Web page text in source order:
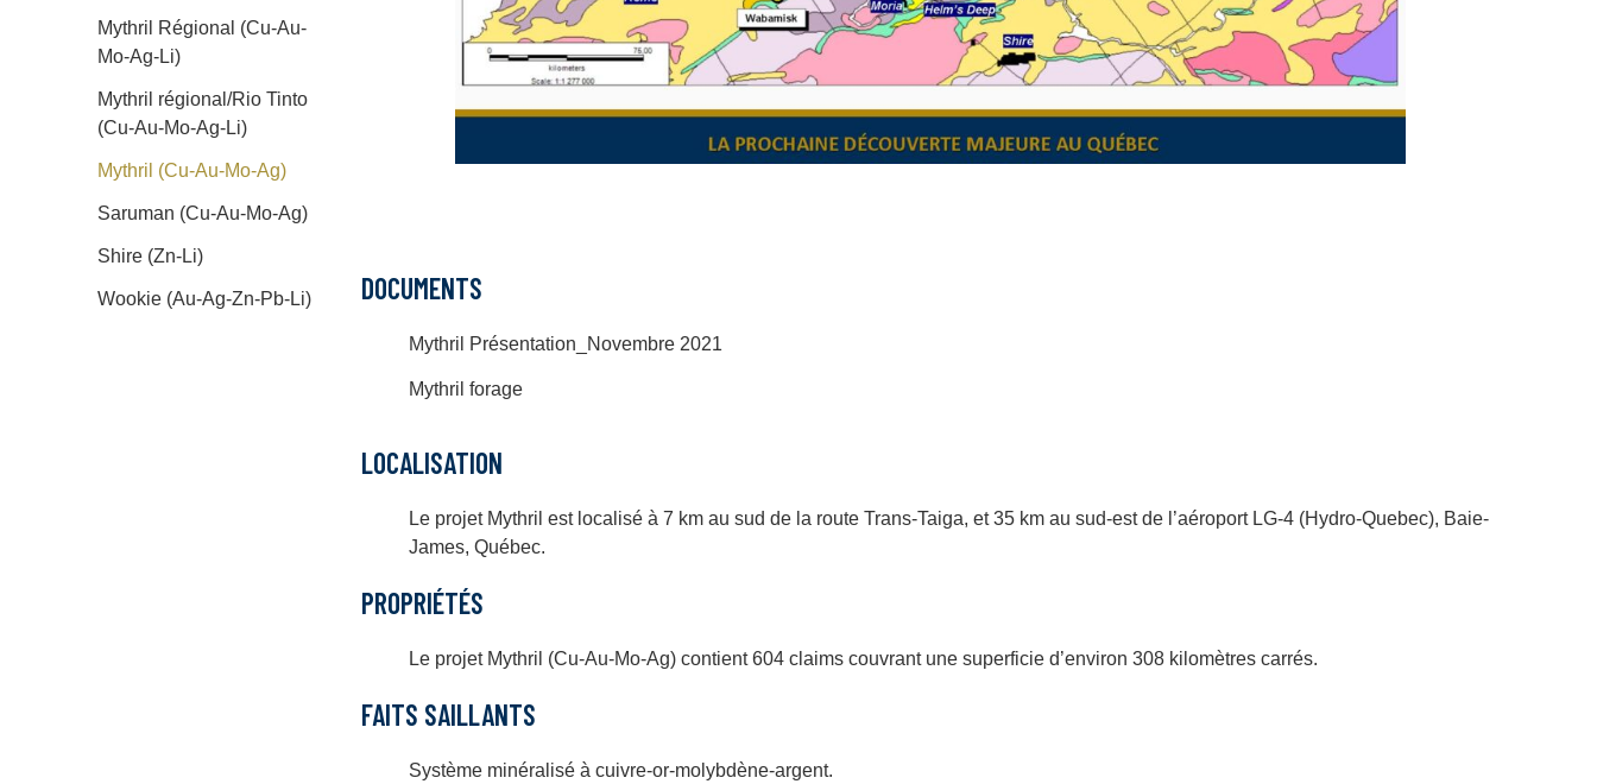
Mythril Régional (Cu-Au-
Mo-Ag-Li)
Mythril régional/Rio Tinto
(Cu-Au-Mo-Ag-Li)
Mythril (Cu-Au-Mo-Ag)
Saruman (Cu-Au-Mo-Ag)
Shire (Zn-Li)
Wookie (Au-Ag-Zn-Pb-Li) DOCUMENTS
Mythril Présentation_Novembre 2021
Mythril forage
LOCALISATION
Le projet Mythril est localisé à 7 km au sud de la route Trans-Taiga, et 35 km au sud-est de l’aéroport LG-4 (Hydro-Quebec), Baie-
James, Québec.
PROPRIÉTÉS
Le projet Mythril (Cu-Au-Mo-Ag) contient 604 claims couvrant une superficie d’environ 308 kilomètres carrés.
FAITS SAILLANTS
Système minéralisé à cuivre-or-molybdène-argent.